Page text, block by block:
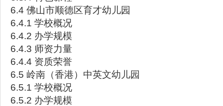
6.4 佛山市顺德区育才幼儿园
6.4.1 学校概况
6.4.2 办学规模
6.4.3 师资力量
6.4.4 资质荣誉
6.5 岭南（香港）中英文幼儿园
6.5.1 学校概况
6.5.2 办学规模